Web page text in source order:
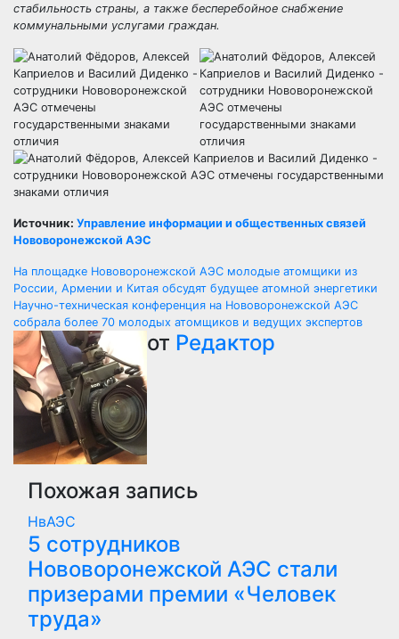
стабильность страны, а также бесперебойное снабжение
коммунальными услугами граждан.
Источник: Управление информации и общественных связей
Нововоронежской АЭС
Навигация
по
записям
На площадке Нововоронежской АЭС молодые атомщики из
России, Армении и Китая обсудят будущее атомной энергетики
Научно-техническая конференция на Нововоронежской АЭС
собрала более 70 молодых атомщиков и ведущих экспертов
от Редактор
Похожая запись
НвАЭС
5 сотрудников
Нововоронежской АЭС стали
призерами премии «Человек
труда»